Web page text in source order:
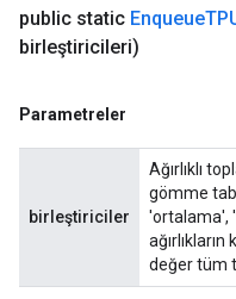
public static Enqueue
birleştiricileri)
Parametreler
birleştiriciler
Ağırlıklı
gömme
'ortalama',
değer tüm